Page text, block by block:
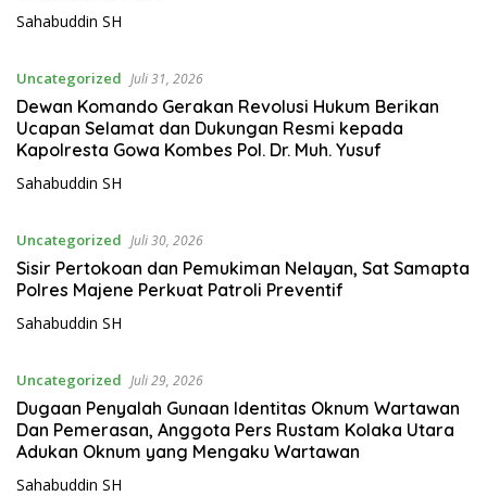
Sahabuddin SH
Uncategorized Juli 31, 2026
Dewan Komando Gerakan Revolusi Hukum Berikan
Ucapan Selamat dan Dukungan Resmi kepada
Kapolresta Gowa Kombes Pol. Dr. Muh. Yusuf
Sahabuddin SH
Uncategorized Juli 30, 2026
Sisir Pertokoan dan Pemukiman Nelayan, Sat Samapta
Polres Majene Perkuat Patroli Preventif
Sahabuddin SH
Uncategorized Juli 29, 2026
Dugaan Penyalah Gunaan Identitas Oknum Wartawan
Dan Pemerasan, Anggota Pers Rustam Kolaka Utara
Adukan Oknum yang Mengaku Wartawan
Sahabuddin SH